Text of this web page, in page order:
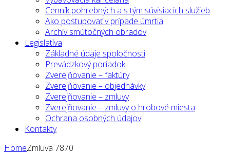
Cenník pohrebných a s tým súvisiacich služieb
Ako postupovať v prípade úmrtia
Archív smútočných obradov
Legislatíva
Základné údaje spoločnosti
Prevádzkový poriadok
Zverejňovanie – faktúry
Zverejňovanie – objednávky
Zverejňovanie – zmluvy
Zverejňovanie – zmluvy o hrobové miesta
Ochrana osobných údajov
Kontakty
HomeZmluva 7870